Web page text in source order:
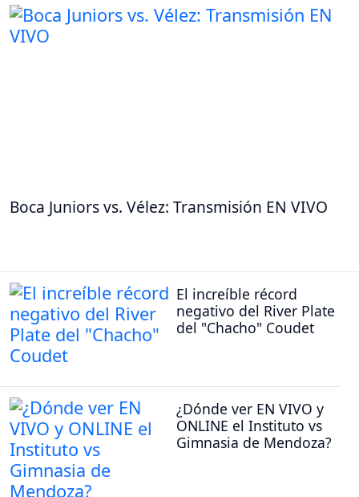
Boca Juniors vs. Vélez: Transmisión EN VIVO
El increíble récord
negativo del River Plate
del "Chacho" Coudet
¿Dónde ver EN VIVO y
ONLINE el Instituto vs
Gimnasia de Mendoza?